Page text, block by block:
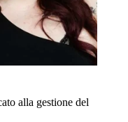
alla gestione del